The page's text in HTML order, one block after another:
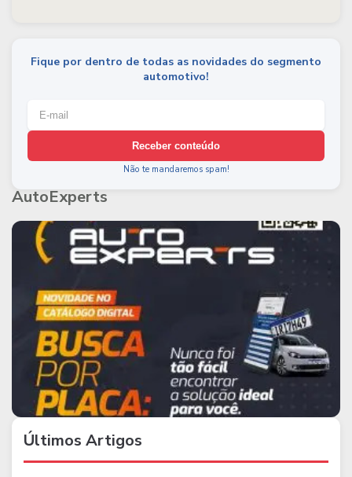
Fique por dentro de todas as novidades do segmento
automotivo!
Receber conteúdo
Não te mandaremos spam!
AutoExperts
Últimos Artigos